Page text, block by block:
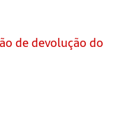
de devolução do